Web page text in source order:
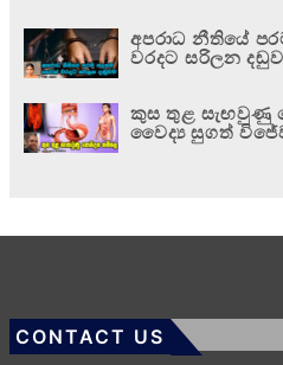
අපරාධ නීතියේ
වරදට සරිලන
කුස තුළ සැඟවුණු
වෛද්‍ය සුගත්
CONTACT US